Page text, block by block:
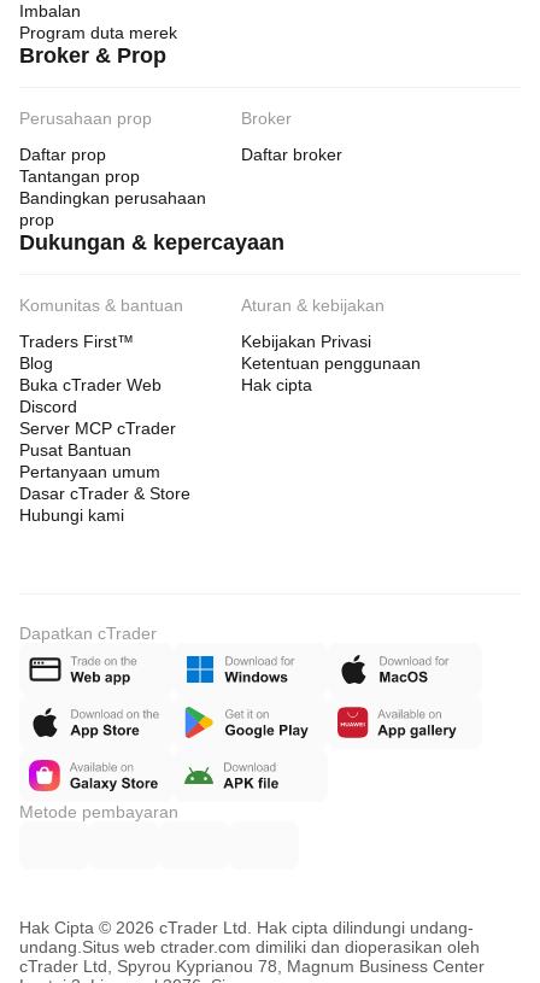
Imbalan
Program duta merek
Broker & Prop
Perusahaan prop
Daftar prop
Tantangan prop
Bandingkan perusahaan
prop
Broker
Daftar broker
Dukungan & kepercayaan
Komunitas & bantuan
Traders First™
Blog
Buka cTrader Web
Discord
Server MCP cTrader
Pusat Bantuan
Pertanyaan umum
Dasar cTrader & Store
Hubungi kami
Aturan & kebijakan
Kebijakan Privasi
Ketentuan penggunaan
Hak cipta
Dapatkan cTrader
Metode pembayaran
Hak Cipta © 2026 cTrader Ltd. Hak cipta dilindungi undang-
undang. Situs web ctrader.com dimiliki dan dioperasikan oleh
cTrader Ltd, Spyrou Kyprianou 78, Magnum Business Center